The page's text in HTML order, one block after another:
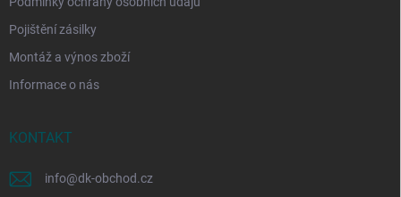
Pojištění zásilky
Montáž a výnos zboží
Informace o nás
KONTAKT
info@dk-obchod.cz